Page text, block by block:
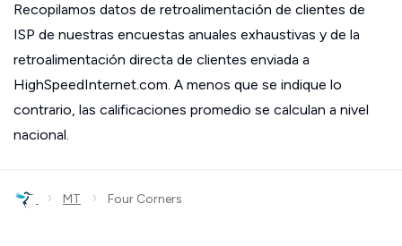
Recopilamos datos de retroalimentación de clientes de
ISP de nuestras encuestas anuales exhaustivas y de la
retroalimentación directa de clientes enviada a
HighSpeedInternet.com. A menos que se indique lo
contrario, las calificaciones promedio se calculan a nivel
nacional.
› MT › Four Corners